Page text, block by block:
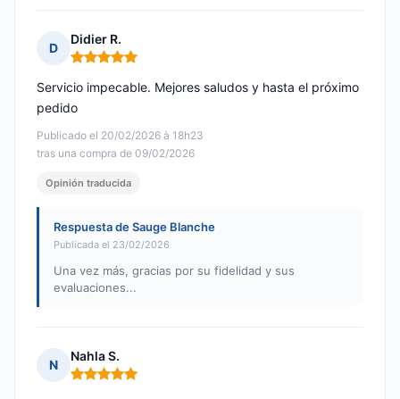
D
Didier R.
Nota: 5 de 5
Publicado el 20/02/2026 à 18h23
tras una compra de 09/02/2026
Servicio impecable. Mejores saludos y hasta el próximo
pedido
Opinión traducida
Respuesta de Sauge Blanche
Publicada el 23/02/2026
Una vez más, gracias por su fidelidad y sus
evaluaciones...
N
Nahla S.
Nota: 5 de 5